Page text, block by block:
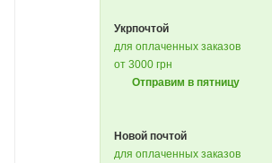
Укрпочтой
для оплаченных заказов
от 3000 грн
Отправим в пятницу
Новой почтой
для оплаченных заказов